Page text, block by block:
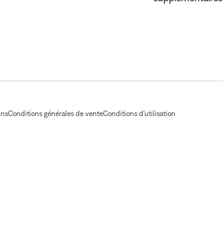
Conditions générales de venteConditions d'utilisation